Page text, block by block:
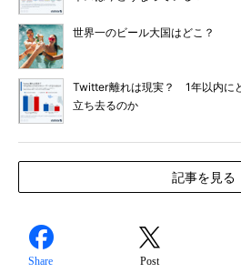
世界一のビール大国はどこ？
Twitter離れは現実？ 1年以内に
立ち去るのか
記事を見る
Share Post